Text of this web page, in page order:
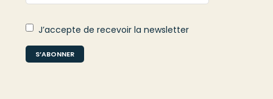
J’accepte de recevoir la newsletter
S’ABONNER